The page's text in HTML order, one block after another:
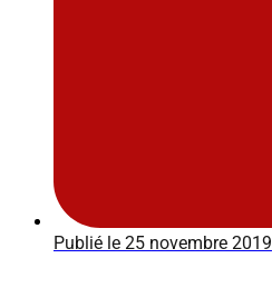
Publié le 25 novembre 2019